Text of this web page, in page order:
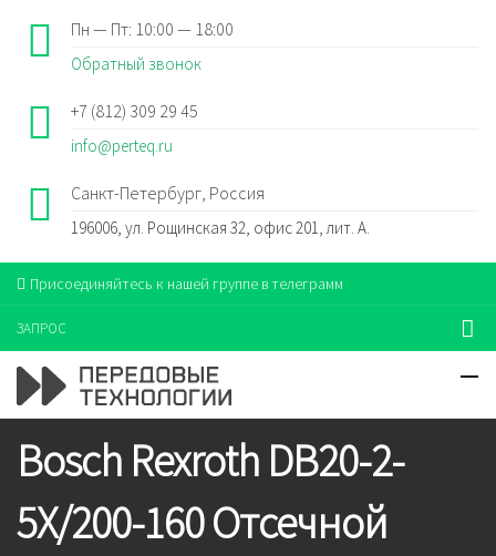
Пн — Пт: 10:00 — 18:00
Обратный звонок
+7 (812) 309 29 45
info@perteq.ru
Санкт-Петербург, Россия
196006, ул. Рощинская 32, офис 201, лит. А.
Присоединяйтесь к нашей группе в телеграмм
ЗАПРОС
Bosch Rexroth DB20-2-
5X/200-160 Отсечной